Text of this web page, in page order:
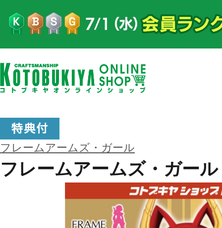
フレームアームズ・ガール
フレームアームズ・ガー